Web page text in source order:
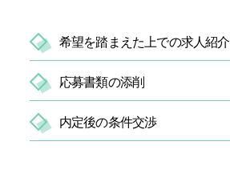
希望を踏まえた上での求人紹介
応募書類の添削
内定後の条件交渉